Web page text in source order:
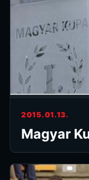
2015.01.13.
Magyar